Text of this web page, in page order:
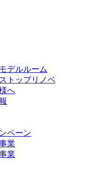
デルルーム
トップリノベ
へ
ペーン
業
業